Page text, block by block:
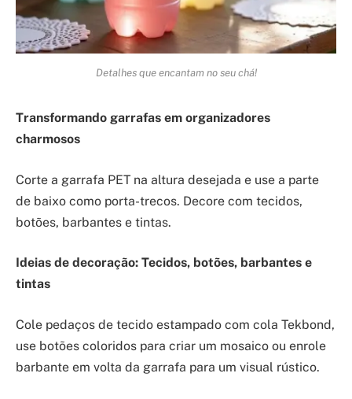
Detalhes que encantam no seu chá!
Transformando garrafas em organizadores
charmosos
Corte a garrafa PET na altura desejada e use a parte
de baixo como porta-trecos. Decore com tecidos,
botões, barbantes e tintas.
Ideias de decoração: Tecidos, botões, barbantes e
tintas
Cole pedaços de tecido estampado com cola Tekbond,
use botões coloridos para criar um mosaico ou enrole
barbante em volta da garrafa para um visual rústico.